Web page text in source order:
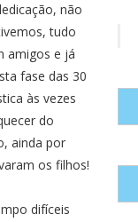
não
tudo
amigos e já
fase das 30
às vezes
do
ainda por
os filhos!
difíceis